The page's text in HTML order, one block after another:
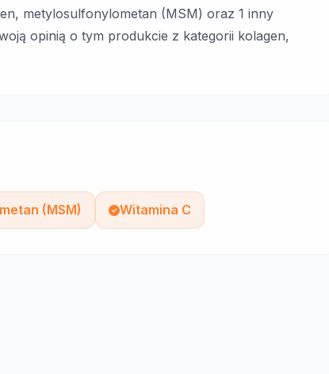
metylosulfonylometan (MSM) oraz 1 inny
opinią o tym produkcie z kategorii kolagen,
(MSM) Witamina C